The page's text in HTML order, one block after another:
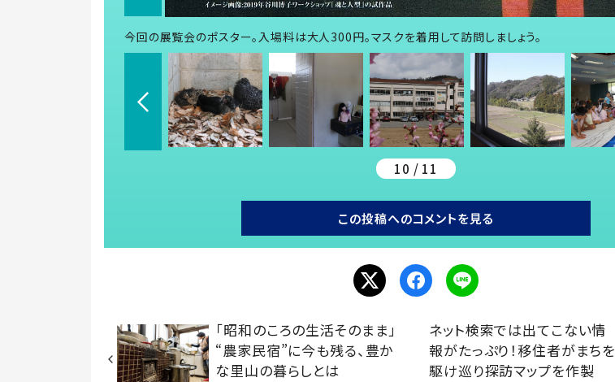
今回の展覧会のポスター。入場料は大人300円。マスクを着用して訪問しましょう。
10 / 11
この投稿へのコメントを見る
「昭和のころの生活そのまま」
“農家民宿”に今も残る、豊か
な里山の暮らしとは
ネット検索では出てこない情
報がたっぷり！移住者がまちを
駆け巡り探訪マップを作製